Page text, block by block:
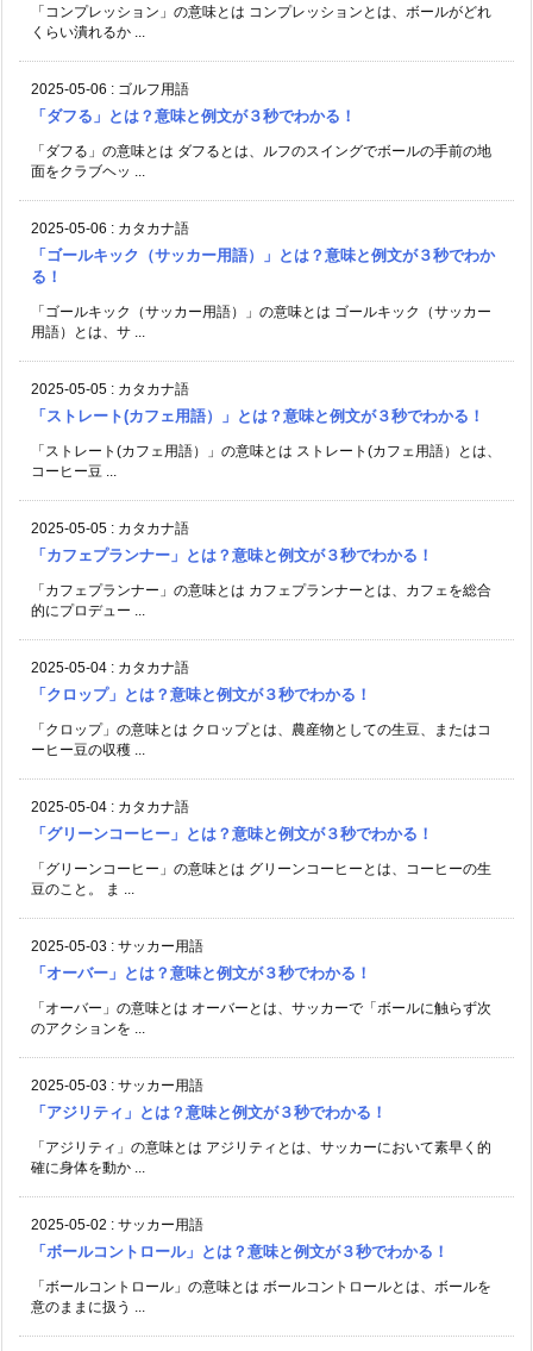
面をクラブヘッ ...
2025-05-06:カタカナ語
「ゴールキック（サッカー用語）」とは？意味と例文が３秒でわか
る！
「ゴールキック（サッカー用語）」の意味とは ゴールキック（サッカー
用語）とは、サ ...
2025-05-05 : カタカナ語
「ストレート(カフェ用語）」とは？意味と例文が３秒でわかる！
「ストレート(カフェ用語）」の意味とは ストレート(カフェ用語）とは、
コーヒー豆 ...
2025-05-05:カタカナ語
「カフェプランナー」とは？意味と例文が３秒でわかる！
「カフェプランナー」の意味とは カフェプランナーとは、カフェを総合
的にプロデュー ...
2025-05-04:カタカナ語
「クロップ」とは？意味と例文が３秒でわかる！
「クロップ」の意味とは クロップとは、農産物としての生豆、またはコ
ーヒー豆の収穫 ...
2025-05-04:カタカナ語
「グリーンコーヒー」とは？意味と例文が３秒でわかる！
「グリーンコーヒー」の意味とは グリーンコーヒーとは、コーヒーの生
豆のこと。 ま ...
2025-05-03:サッカー用語
「オーバー」とは？意味と例文が３秒でわかる！
「オーバー」の意味とは オーバーとは、サッカーで「ボールに触らず次
のアクションを ...
2025-05-03:サッカー用語
「アジリティ」とは？意味と例文が３秒でわかる！
「アジリティ」の意味とは アジリティとは、サッカーにおいて素早く的
確に身体を動か ...
2025-05-02:サッカー用語
「ボールコントロール」とは？意味と例文が３秒でわかる！
「ボールコントロール」の意味とは ボールコントロールとは、ボールを
意のままに扱う ...
2025-05-02:サッカー用語
「リベロ」とは？意味と例文が３秒でわかる！
「リベロ」の意味とは リベロとは、ディフェンスラインの最後方で、特
定の相手選手を ...
2025-05-01:サッカー用語